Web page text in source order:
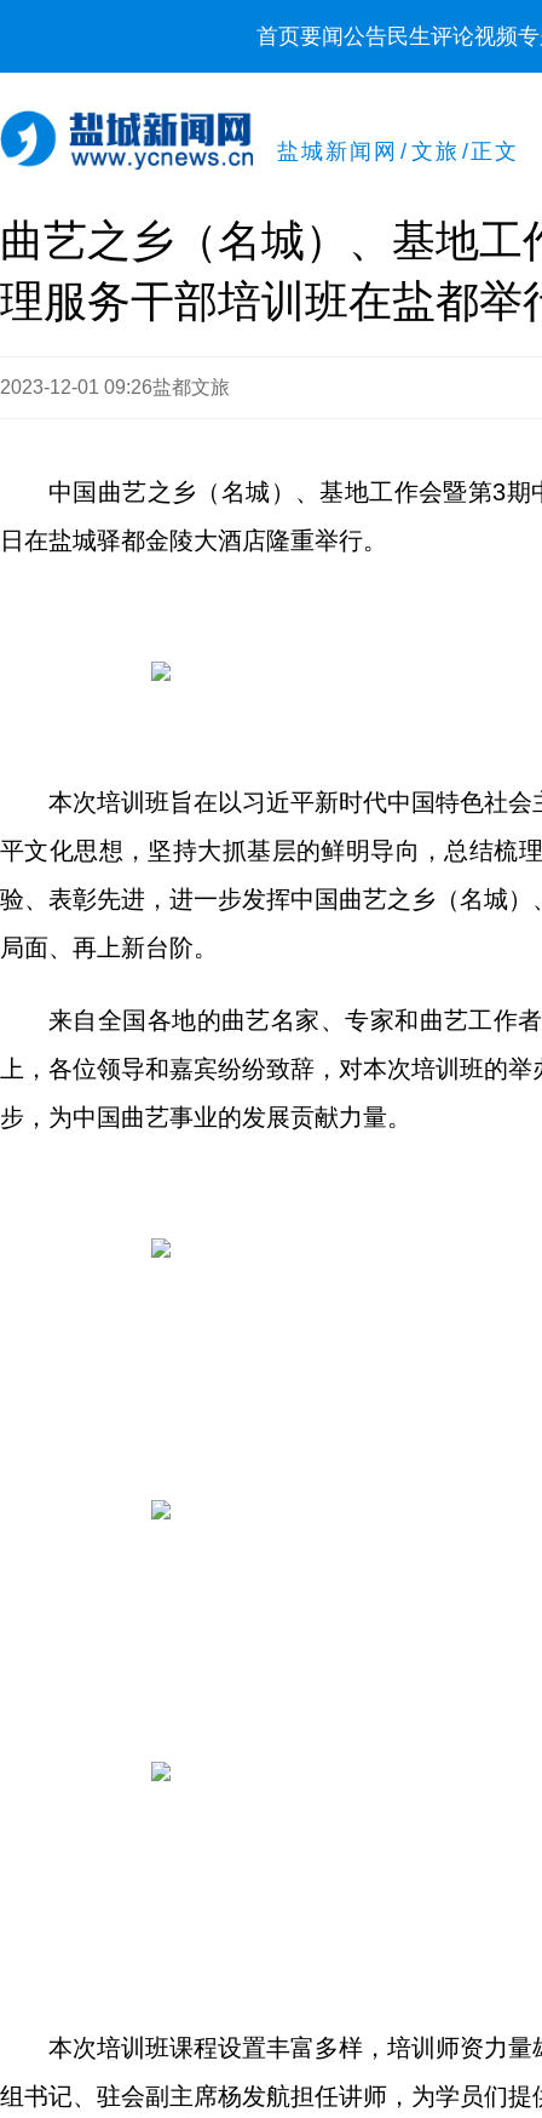
首页要闻公告民生评论视频
盐城新闻网 / 文旅 /正文
曲艺之乡（名城）、基地
理服务干部培训班在盐都举
2023-12-01 09:26盐都文旅
中国曲艺之乡（名城）、基地工作会暨第3
日在盐城驿都金陵大酒店隆重举行。
本次培训班旨在以习近平新时代中国特色社
平文化思想，坚持大抓基层的鲜明导向，总结梳
验、表彰先进，进一步发挥中国曲艺之乡（名城
局面、再上新台阶。
来自全国各地的曲艺名家、专家和曲艺工作
上，各位领导和嘉宾纷纷致辞，对本次培训班的
步，为中国曲艺事业的发展贡献力量。
本次培训班课程设置丰富多样，培训师资力
组书记、驻会副主席杨发航担任讲师，为学员们